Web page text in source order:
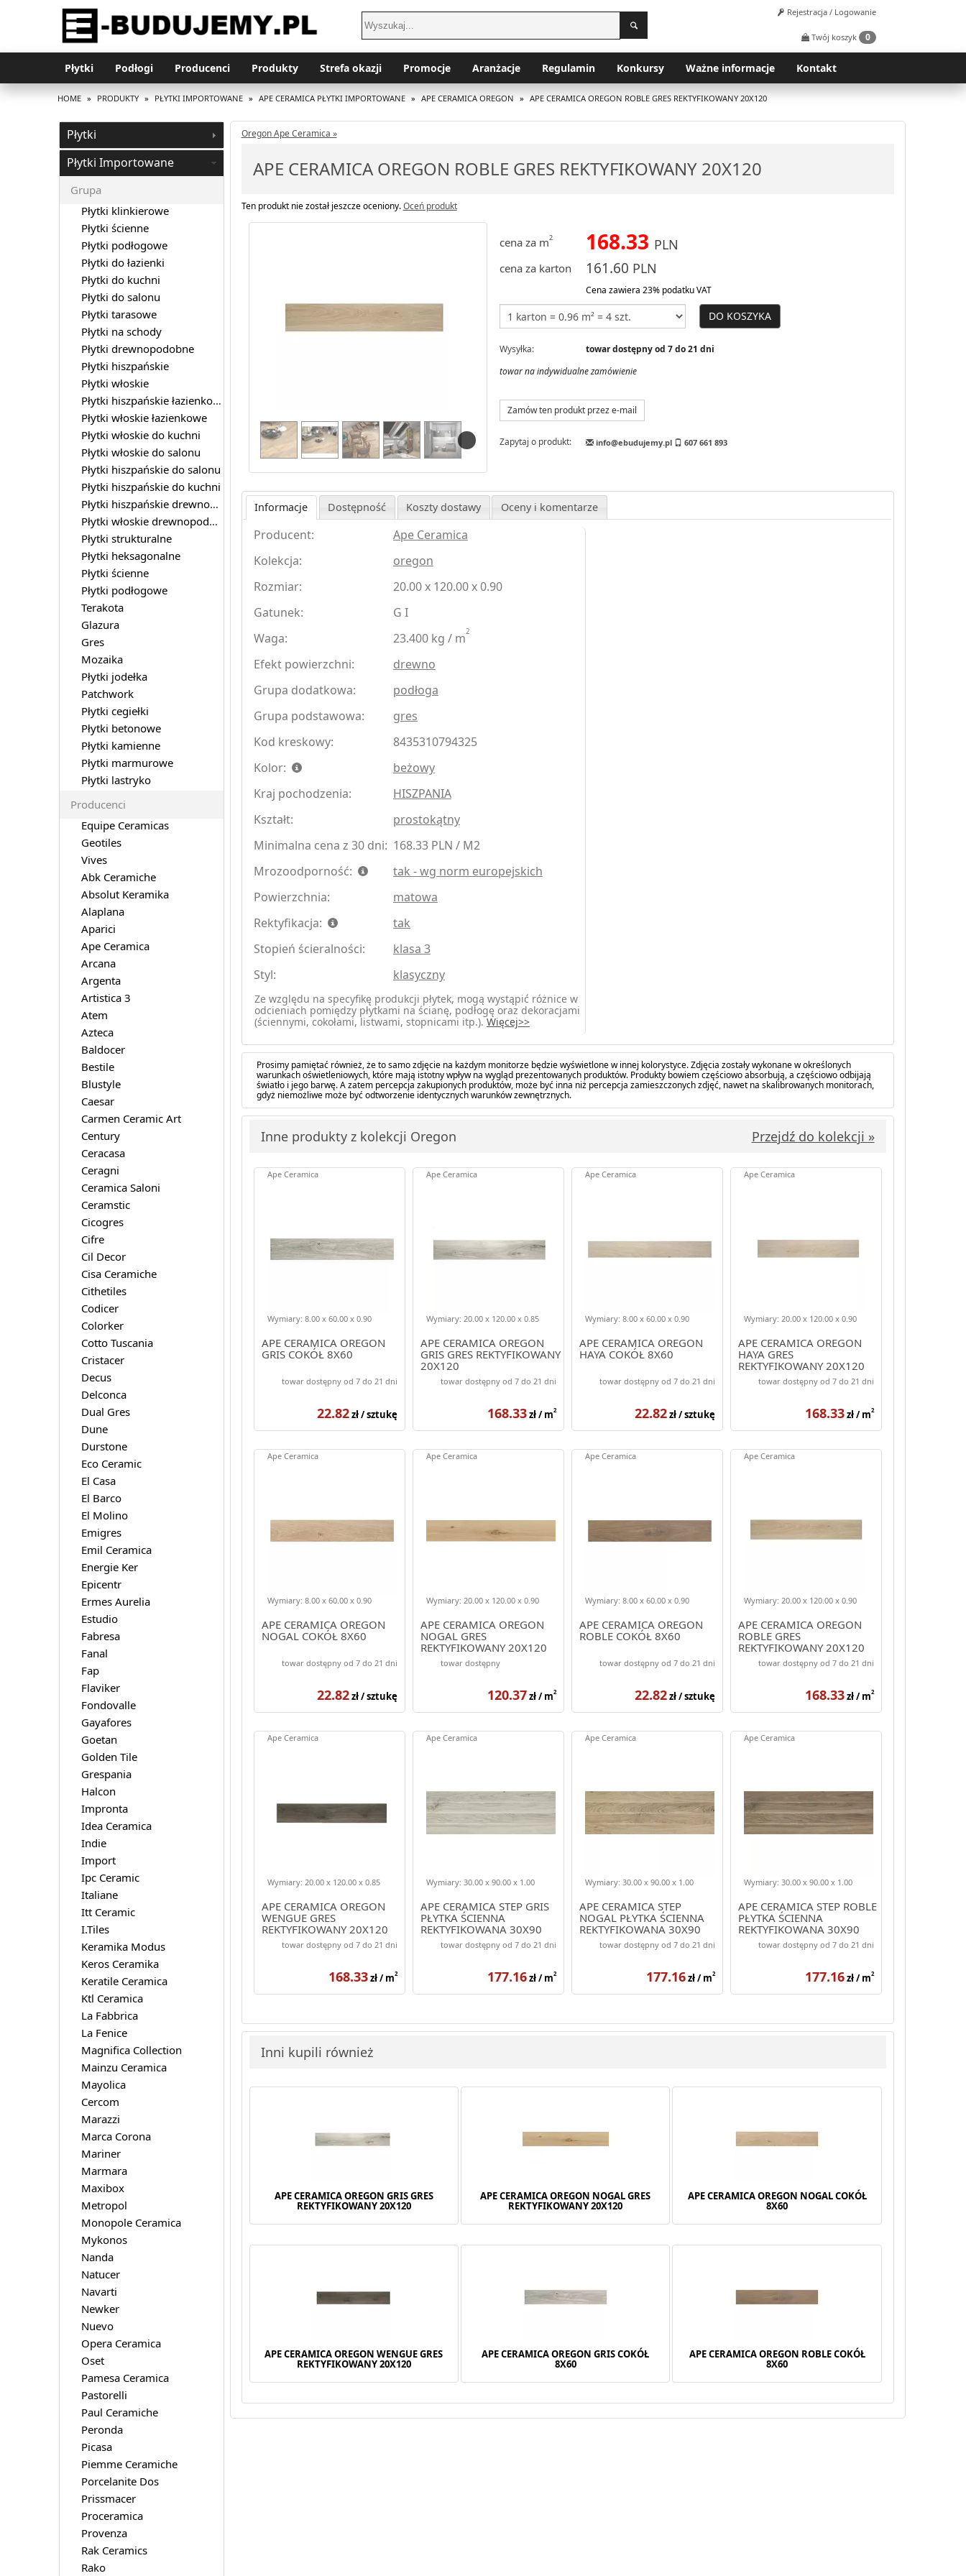
Rejestracja / Logowanie
Twój koszyk 0
Płytki Podłogi Producenci Produkty Strefa okazji Promocje Aranżacje Regulamin Konkursy Ważne informacje Kontakt
HOME » PRODUKTY » PŁYTKI IMPORTOWANE » APE CERAMICA PŁYTKI IMPORTOWANE » APE CERAMICA OREGON » APE CERAMICA OREGON ROBLE GRES REKTYFIKOWANY 20X120
Oregon Ape Ceramica »
APE CERAMICA OREGON ROBLE GRES REKTYFIKOWANY 20X120
Ten produkt nie został jeszcze oceniony.Oceń produkt
cena za m2 168.33 PLN
cena za karton 161.60 PLN
Cena zawiera 23% podatku VAT
DO KOSZYKA
Wysyłka:
towar dostępny od 7 do 21 dni
towar na indywidualne zamówienie
Zamów ten produkt przez e-mail
Zapytaj o produkt: info@ebudujemy.pl 607 661 893
Informacje Dostępność Koszty dostawy Oceny i komentarze
Producent:
Ape Ceramica
Kolekcja:
oregon
Rozmiar:
20.00 x 120.00 x 0.90
Gatunek:
G I
Waga:
23.400 kg / m2
Efekt powierzchni:
drewno
Grupa dodatkowa:
podłoga
Grupa podstawowa:
gres
Kod kreskowy:
8435310794325
Kolor:
beżowy
Kraj pochodzenia:
HISZPANIA
Kształt:
prostokątny
Minimalna cena z 30 dni: 168.33 PLN / M2
Mrozoodporność:
tak - wg norm europejskich
Powierzchnia:
matowa
Rektyfikacja:
tak
Stopień ścieralności:
klasa 3
Styl:
klasyczny
Ze względu na specyfikę produkcji płytek, mogą wystąpić różnice w
odcieniach pomiędzy płytkami na ścianę, podłogę oraz dekoracjami
(ściennymi, cokołami, listwami, stopnicami itp.). Więcej>>
Prosimy pamiętać również, że to samo zdjęcie na każdym monitorze będzie wyświetlone w innej kolorystyce. Zdjęcia zostały wykonane w określonych
warunkach oświetleniowych, które mają istotny wpływ na wygląd prezentowanych produktów. Produkty bowiem częściowo absorbują, a częściowo odbijają
światło i jego barwę. A zatem percepcja zakupionych produktów, może być inna niż percepcja zamieszczonych zdjęć, nawet na skalibrowanych monitorach,
gdyż niemożliwe może być odtworzenie identycznych warunków zewnętrznych.
Inne produkty z kolekcji Oregon Przejdź do kolekcji »
APE CERAMICA OREGON
GRIS COKÓŁ 8X60
Wymiary: 8.00 x 60.00 x 0.90
Ape Ceramica
towar dostępny od 7 do 21 dni
22.82zł / sztukę
APE CERAMICA OREGON
GRIS GRES REKTYFIKOWANY
20X120
Wymiary: 20.00 x 120.00 x 0.85
Ape Ceramica
towar dostępny od 7 do 21 dni
168.33zł / m2
APE CERAMICA OREGON
HAYA COKÓŁ 8X60
Wymiary: 8.00 x 60.00 x 0.90
Ape Ceramica
towar dostępny od 7 do 21 dni
22.82zł / sztukę
APE CERAMICA OREGON
HAYA GRES
REKTYFIKOWANY 20X120
Wymiary: 20.00 x 120.00 x 0.90
Ape Ceramica
towar dostępny od 7 do 21 dni
168.33zł / m2
APE CERAMICA OREGON
NOGAL COKÓŁ 8X60
Wymiary: 8.00 x 60.00 x 0.90
Ape Ceramica
towar dostępny od 7 do 21 dni
22.82zł / sztukę
APE CERAMICA OREGON
NOGAL GRES
REKTYFIKOWANY 20X120
Wymiary: 20.00 x 120.00 x 0.90
Ape Ceramica
towar dostępny
120.37zł / m2
APE CERAMICA OREGON
ROBLE COKÓŁ 8X60
Wymiary: 8.00 x 60.00 x 0.90
Ape Ceramica
towar dostępny od 7 do 21 dni
22.82zł / sztukę
APE CERAMICA OREGON
ROBLE GRES
REKTYFIKOWANY 20X120
Wymiary: 20.00 x 120.00 x 0.90
Ape Ceramica
towar dostępny od 7 do 21 dni
168.33zł / m2
APE CERAMICA OREGON
WENGUE GRES
REKTYFIKOWANY 20X120
Wymiary: 20.00 x 120.00 x 0.85
Ape Ceramica
towar dostępny od 7 do 21 dni
168.33zł / m2
APE CERAMICA STEP GRIS
PŁYTKA ŚCIENNA
REKTYFIKOWANA 30X90
Wymiary: 30.00 x 90.00 x 1.00
Ape Ceramica
towar dostępny od 7 do 21 dni
177.16zł / m2
APE CERAMICA STEP
NOGAL PŁYTKA ŚCIENNA
REKTYFIKOWANA 30X90
Wymiary: 30.00 x 90.00 x 1.00
Ape Ceramica
towar dostępny od 7 do 21 dni
177.16zł / m2
APE CERAMICA STEP ROBLE
PŁYTKA ŚCIENNA
REKTYFIKOWANA 30X90
Wymiary: 30.00 x 90.00 x 1.00
Ape Ceramica
towar dostępny od 7 do 21 dni
177.16zł / m2
Inni kupili również
APE CERAMICA OREGON GRIS GRES
REKTYFIKOWANY 20X120
APE CERAMICA OREGON NOGAL GRES
REKTYFIKOWANY 20X120
APE CERAMICA OREGON NOGAL COKÓŁ
8X60
APE CERAMICA OREGON WENGUE GRES
REKTYFIKOWANY 20X120
APE CERAMICA OREGON GRIS COKÓŁ
8X60
APE CERAMICA OREGON ROBLE COKÓŁ
8X60
Płytki
Płytki Importowane
Grupa
Płytki klinkierowe
Płytki ścienne
Płytki podłogowe
Płytki do łazienki
Płytki do kuchni
Płytki do salonu
Płytki tarasowe
Płytki na schody
Płytki drewnopodobne
Płytki hiszpańskie
Płytki włoskie
Płytki hiszpańskie łazienkowe
Płytki włoskie łazienkowe
Płytki włoskie do kuchni
Płytki włoskie do salonu
Płytki hiszpańskie do salonu
Płytki hiszpańskie do kuchni
Płytki hiszpańskie drewnopodobne
Płytki włoskie drewnopodobne
Płytki strukturalne
Płytki heksagonalne
Płytki ścienne
Płytki podłogowe
Terakota
Glazura
Gres
Mozaika
Płytki jodełka
Patchwork
Płytki cegiełki
Płytki betonowe
Płytki kamienne
Płytki marmurowe
Płytki lastryko
Producenci
Equipe Ceramicas
Geotiles
Vives
Abk Ceramiche
Absolut Keramika
Alaplana
Aparici
Ape Ceramica
Arcana
Argenta
Artistica 3
Atem
Azteca
Baldocer
Bestile
Blustyle
Caesar
Carmen Ceramic Art
Century
Ceracasa
Ceragni
Ceramica Saloni
Ceramstic
Cicogres
Cifre
Cil Decor
Cisa Ceramiche
Cithetiles
Codicer
Colorker
Cotto Tuscania
Cristacer
Decus
Delconca
Dual Gres
Dune
Durstone
Eco Ceramic
El Casa
El Barco
El Molino
Emigres
Emil Ceramica
Energie Ker
Epicentr
Ermes Aurelia
Estudio
Fabresa
Fanal
Fap
Flaviker
Fondovalle
Gayafores
Goetan
Golden Tile
Grespania
Halcon
Impronta
Idea Ceramica
Indie
Import
Ipc Ceramic
Italiane
Itt Ceramic
I.Tiles
Keramika Modus
Keros Ceramika
Keratile Ceramica
Ktl Ceramica
La Fabbrica
La Fenice
Magnifica Collection
Mainzu Ceramica
Mayolica
Cercom
Marazzi
Marca Corona
Mariner
Marmara
Maxibox
Metropol
Monopole Ceramica
Mykonos
Nanda
Natucer
Navarti
Newker
Nuevo
Opera Ceramica
Oset
Pamesa Ceramica
Pastorelli
Paul Ceramiche
Peronda
Picasa
Piemme Ceramiche
Porcelanite Dos
Prissmacer
Proceramica
Provenza
Rak Ceramics
Rako